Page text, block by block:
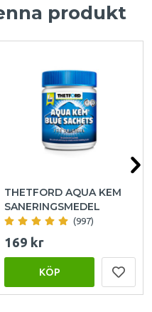
produkt
THETFORD AQUA KEM
SANERINGSMEDEL
(997)
169 kr
KÖP